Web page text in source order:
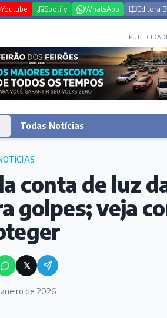
Youtube Spotify WhatsApp Editora
Todas Notícias
conta de luz
golpes; veja
𝕏
de 2026